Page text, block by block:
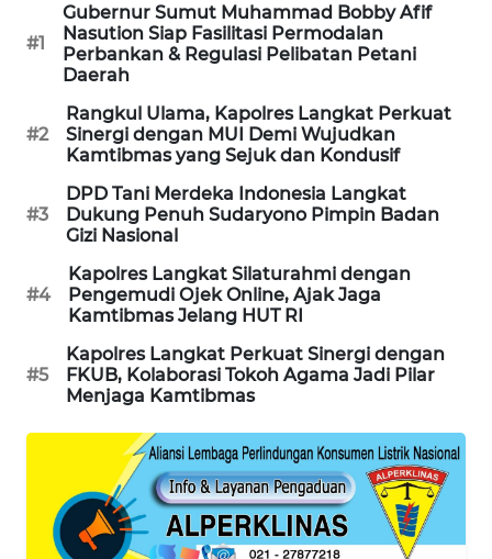
#1
Gubernur Sumut Muhammad Bobby Afif
Nasution Siap Fasilitasi Permodalan
Perbankan & Regulasi Pelibatan Petani
Daerah
#2
Rangkul Ulama, Kapolres Langkat Perkuat
Sinergi dengan MUI Demi Wujudkan
Kamtibmas yang Sejuk dan Kondusif
#3
DPD Tani Merdeka Indonesia Langkat
Dukung Penuh Sudaryono Pimpin Badan
Gizi Nasional
#4
Kapolres Langkat Silaturahmi dengan
Pengemudi Ojek Online, Ajak Jaga
Kamtibmas Jelang HUT RI
#5
Kapolres Langkat Perkuat Sinergi dengan
FKUB, Kolaborasi Tokoh Agama Jadi Pilar
Menjaga Kamtibmas
JURNAL
MARITIM
HUMBANG
NEWS
GARONGGANG
NEWS
FISUELRI
ID
ENERGI
NEWS
BERKAT
NEWS